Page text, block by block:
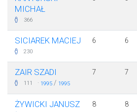
MICHAŁ
366
SICIAREK MACIEJ
230
6 6
ZAIR SZADI
111 · 1995 / 1995
7 7
ŻYWICKI JANUSZ 8 8